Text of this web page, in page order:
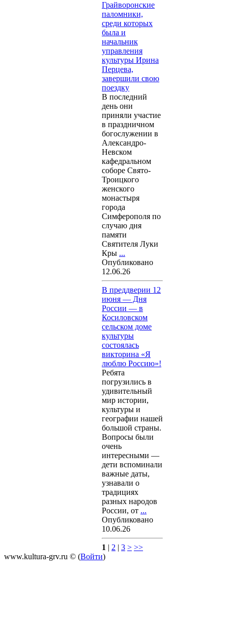
Грайворонские
паломники,
среди которых
была и
начальник
управления
культуры Ирина
Перцева,
завершили свою
поездку
В последний
день они
приняли участие
в праздничном
богослужении в
Александро-
Невском
кафедральном
соборе Свято-
Троицкого
женского
монастыря
города
Симферополя по
случаю дня
памяти
Святителя Луки
Кры ...
Опубликовано
12.06.26
В преддверии 12
июня — Дня
России — в
Косиловском
сельском доме
культуры
состоялась
викторина «Я
люблю Россию»!
Ребята
погрузились в
удивительный
мир истории,
культуры и
географии нашей
большой страны.
Вопросы были
очень
интересными —
дети вспоминали
важные даты,
узнавали о
традициях
разных народов
России, от ...
Опубликовано
10.06.26
1 | 2 | 3 > >>
www.kultura-grv.ru © (Войти)